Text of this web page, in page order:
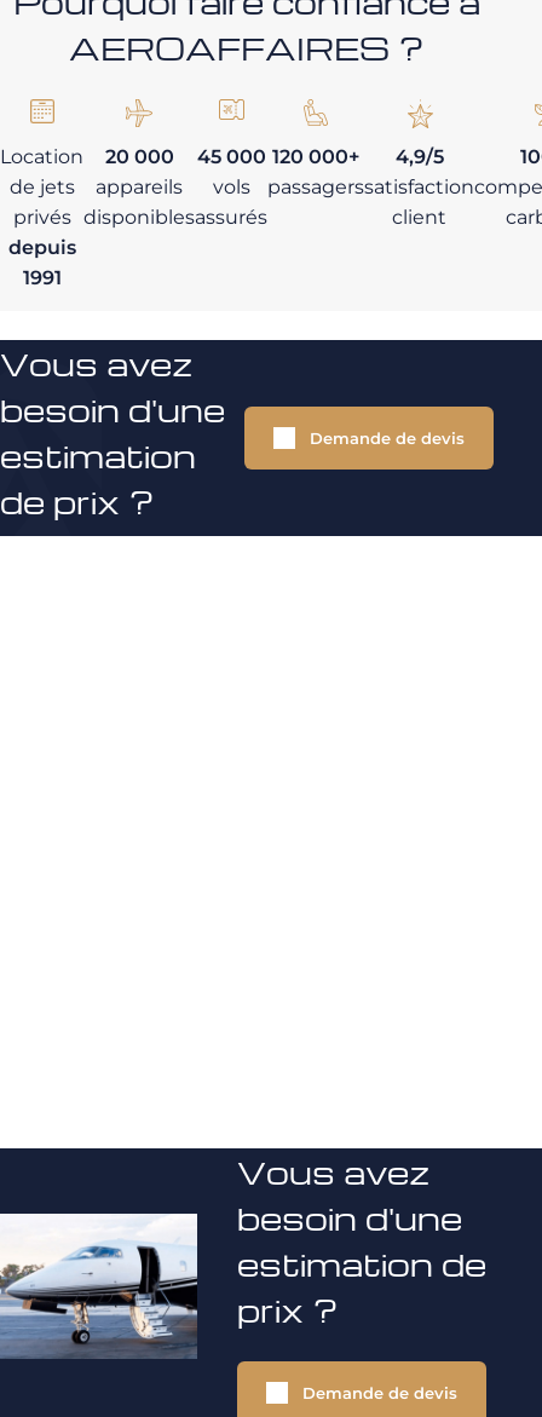
AEROAFFAIRES ?
Location
de jets
privés
depuis
1991
20 000
appareils
disponibles
45 000
vols
assurés
120 000+
passagers
4,9/5
satisfaction
client
Vous avez
besoin d'une
estimation
de prix ?
Demande de devis
Vous avez
besoin d'une
estimation de
prix ?
Demande de devis